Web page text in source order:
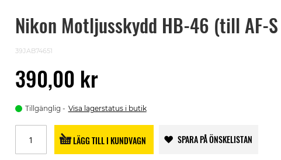
Nikon Motljusskydd HB-46 (till AF-
39JAB74651
390,00 kr
Tillgänglig Visa lagerstatus i butik
LÄGG TILL I KUNDVAGN SPARA PÅ ÖNSKELISTAN